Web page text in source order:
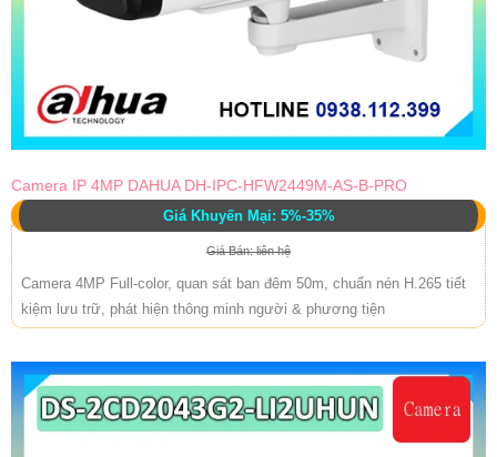
Camera IP 4MP DAHUA DH-IPC-HFW2449M-AS-B-PRO
Giá Khuyến Mại: 5%-35%
Giá Bán: liên hệ
Camera 4MP Full-color, quan sát ban đêm 50m, chuẩn nén H.265 tiết
kiệm lưu trữ, phát hiện thông minh người & phương tiện